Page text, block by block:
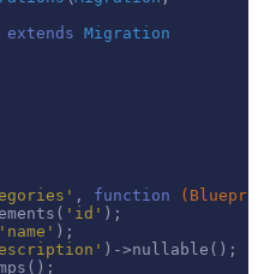
extends Migration
, function
'id' );
'name' );
)->nullable();